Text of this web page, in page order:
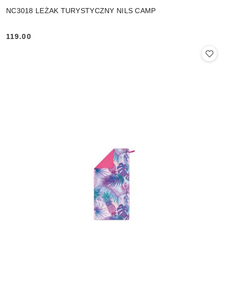
NC3018 LEŻAK TURYSTYCZNY NILS CAMP
Cena:
119.00